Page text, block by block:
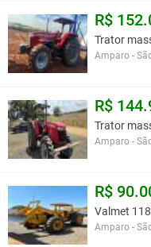
R$
Trator
Amparo -
R$
Trator
Amparo -
R$
Valmet
Amparo -